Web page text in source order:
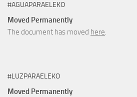
#AGUAPARAELEKO
Moved Permanently
The document has moved here.
#LUZPARAELEKO
Moved Permanently